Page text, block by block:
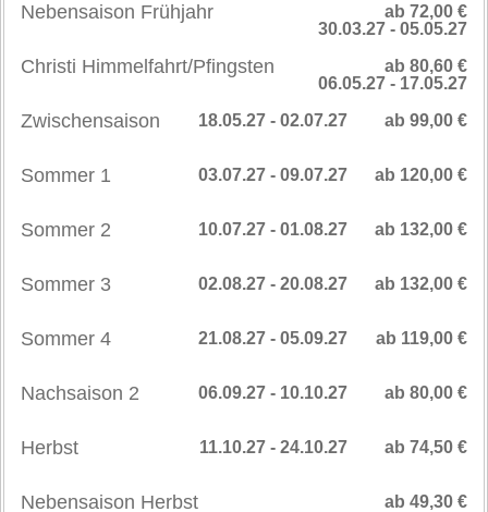
Nebensaison Frühjahr
ab 72,00 €
30.03.27 - 05.05.27
Christi Himmelfahrt/Pfingsten
ab 80,60 €
06.05.27 - 17.05.27
Zwischensaison ab 99,00 €
18.05.27 - 02.07.27
Sommer 1 ab 120,00 €
03.07.27 - 09.07.27
Sommer 2 ab 132,00 €
10.07.27 - 01.08.27
Sommer 3 ab 132,00 €
02.08.27 - 20.08.27
Sommer 4 ab 119,00 €
21.08.27 - 05.09.27
Nachsaison 2 ab 80,00 €
06.09.27 - 10.10.27
Herbst ab 74,50 €
11.10.27 - 24.10.27
Nebensaison Herbst
ab 49,30 €